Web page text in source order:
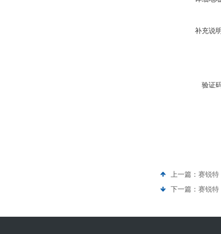
补充说
验证
上一篇： 赛锐特
下一篇： 赛锐特